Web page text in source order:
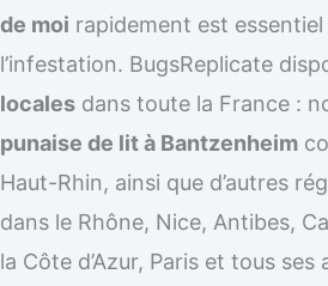
de moi rapidement est
l’infestation. BugsReplicate
locales dans toute la France :
punaise de lit à Bantzenheim
Haut-Rhin, ainsi que d’autres
dans le Rhône, Nice, Antibes,
la Côte d’Azur, Paris et tous